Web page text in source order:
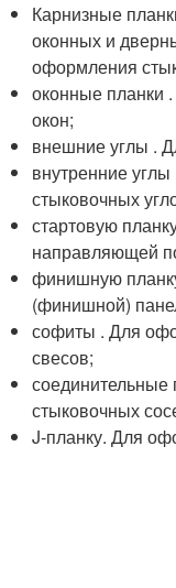
Карнизные
оконных и
оформления
оконные планки
окон;
внешние углы .
внутренние
стыковочных
стартовую
направляющей
финишную
(финишной)
софиты . Для
свесов;
стыковочных
J-планку. Для